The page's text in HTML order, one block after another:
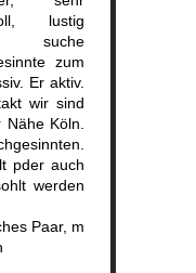
lustig
zum
Er aktiv.
wir sind
Köln.
pder auch
werden
Paar, m